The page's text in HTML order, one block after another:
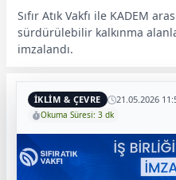
Sıfır Atık Vakfı ile KADEM
sürdürülebilir kalkınma
imzalandı.
İKLİM & ÇEVRE 21.05.2026
Okuma Süresi: 3 dk